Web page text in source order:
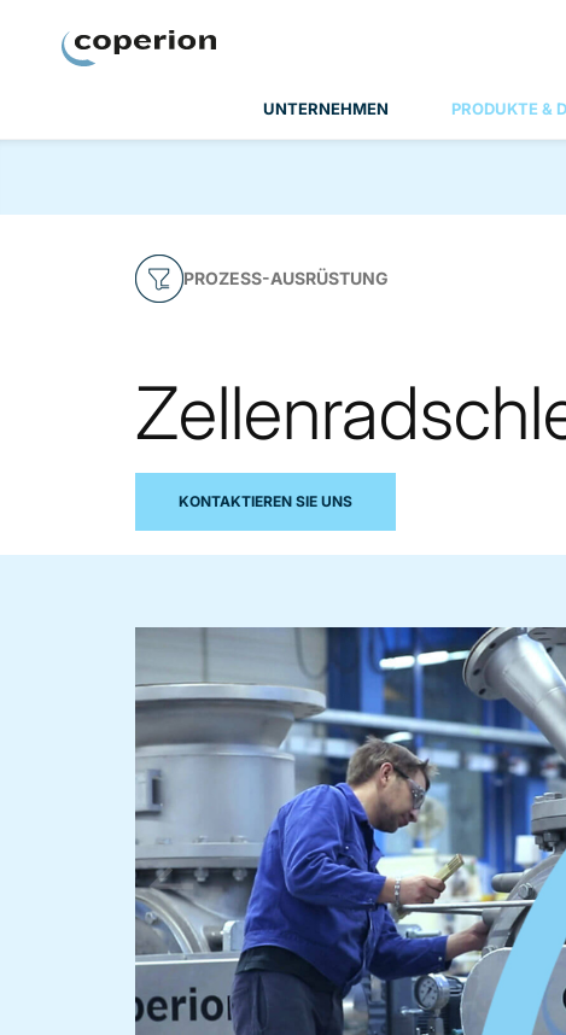
UNTERNEHMEN PRODUKTE &
PROZESS-AUSRÜSTUNG
KONTAKTIEREN SIE UNS